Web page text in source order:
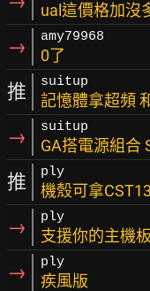
ual這價格加沒
→ amy79968
0了
推 suitup
記憶體拿超頻
→ suitup
GA搭電源組合
推 ply
機殼可拿
→ ply
支援你的主機
→ ply
疾風版